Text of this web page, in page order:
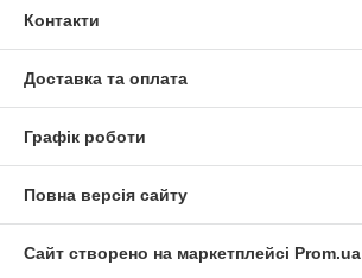
Контакти
Доставка та оплата
Графік роботи
Повна версія сайту
Сайт створено на маркетплейсі Prom.ua